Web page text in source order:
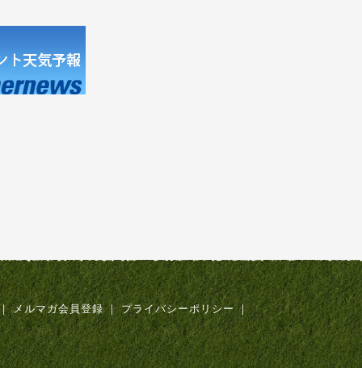
メルマガ会員登録 ｜ プライバシーポリシー ｜